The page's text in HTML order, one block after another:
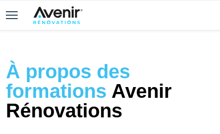
À propos des
formations Avenir
Rénovations